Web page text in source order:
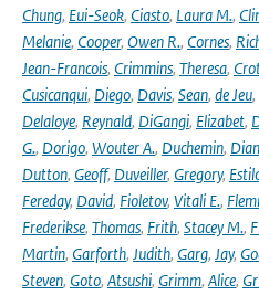
Chung, Eui-Seok, Ciasto, Laura M.,
Melanie, Cooper, Owen R., Cornes,
Jean-Francois, Crimmins, Theresa,
Cusicanqui, Diego, Davis, Sean, de Jeu,
Delaloye, Reynald, DiGangi, Elizabet,
G., Dorigo, Wouter A., Duchemin,
Dutton, Geoff, Duveiller, Gregory,
Fereday, David, Fioletov, Vitali E.,
Frederikse, Thomas, Frith, Stacey M.,
Martin, Garforth, Judith, Garg, Jay,
Steven, Goto, Atsushi, Grimm, Alice,